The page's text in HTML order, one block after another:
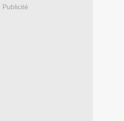
Publicité